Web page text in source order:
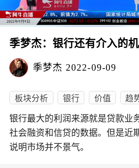
季梦杰：银行还有介入的机
季梦杰 2022-09-09
板块分析 银行 价值 趋
银行最大的利润来源就是贷款业
社会融资和信贷的数据。但是近
说明市场并不景气。